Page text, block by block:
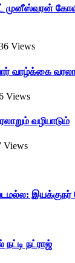
Views
வாழ்க்கை
Views
வழிபாடும்
Views
படமல்ல:
நட்ராஜ்